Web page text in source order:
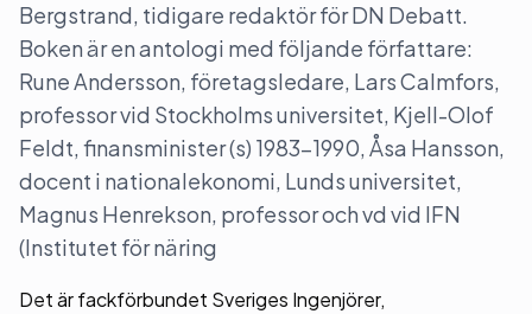
Bergstrand, tidigare redaktör för DN Debatt.
Boken är en antologi med följande författare:
Rune Andersson, företagsledare, Lars Calmfors,
professor vid Stockholms universitet, Kjell-Olof
Feldt, finansminister (s) 1983–1990, Åsa Hansson,
docent i nationalekonomi, Lunds universitet,
Magnus Henrekson, professor och vd vid IFN
(Institutet för näring
Det är fackförbundet Sveriges Ingenjörer,